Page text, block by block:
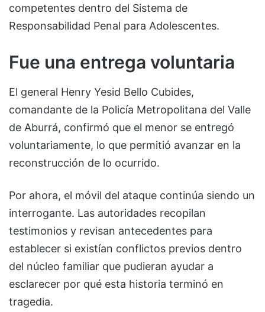
competentes dentro del Sistema de
Responsabilidad Penal para Adolescentes.
Fue una entrega voluntaria
El general Henry Yesid Bello Cubides,
comandante de la Policía Metropolitana del Valle
de Aburrá, confirmó que el menor se entregó
voluntariamente, lo que permitió avanzar en la
reconstrucción de lo ocurrido.
Por ahora, el móvil del ataque continúa siendo un
interrogante. Las autoridades recopilan
testimonios y revisan antecedentes para
establecer si existían conflictos previos dentro
del núcleo familiar que pudieran ayudar a
esclarecer por qué esta historia terminó en
tragedia.